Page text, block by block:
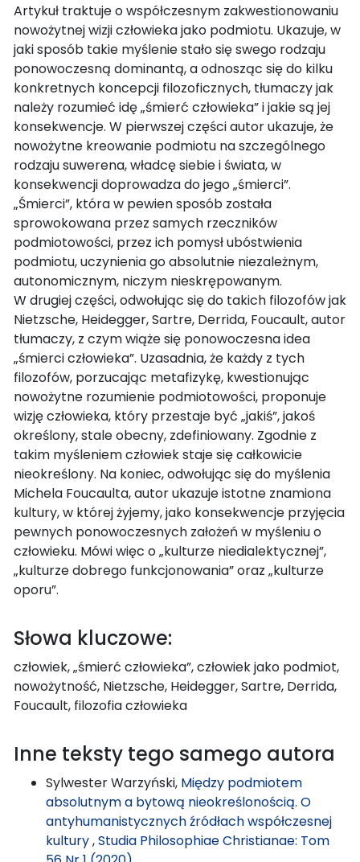
Artykuł traktuje o współczesnym zakwestionowaniu
nowożytnej wizji człowieka jako podmiotu. Ukazuje, w
jaki sposób takie myślenie stało się swego rodzaju
ponowoczesną dominantą, a odnosząc się do kilku
konkretnych koncepcji filozoficznych, tłumaczy jak
należy rozumieć idę „śmierć człowieka” i jakie są jej
konsekwencje. W pierwszej części autor ukazuje, że
nowożytne kreowanie podmiotu na szczególnego
rodzaju suwerena, władcę siebie i świata, w
konsekwencji doprowadza do jego „śmierci”.
„Śmierci”, która w pewien sposób została
sprowokowana przez samych rzeczników
podmiotowości, przez ich pomysł ubóstwienia
podmiotu, uczynienia go absolutnie niezależnym,
autonomicznym, niczym nieskrępowanym.
W drugiej części, odwołując się do takich filozofów jak
Nietzsche, Heidegger, Sartre, Derrida, Foucault, autor
tłumaczy, z czym wiąże się ponowoczesna idea
„śmierci człowieka”. Uzasadnia, że każdy z tych
filozofów, porzucając metafizykę, kwestionując
nowożytne rozumienie podmiotowości, proponuje
wizję człowieka, który przestaje być „jakiś”, jakoś
określony, stale obecny, zdefiniowany. Zgodnie z
takim myśleniem człowiek staje się całkowicie
nieokreślony. Na koniec, odwołując się do myślenia
Michela Foucaulta, autor ukazuje istotne znamiona
kultury, w której żyjemy, jako konsekwencje przyjęcia
pewnych ponowoczesnych założeń w myśleniu o
człowieku. Mówi więc o „kulturze niedialektycznej”,
„kulturze dobrego funkcjonowania” oraz „kulturze
oporu”.
Słowa kluczowe:
człowiek, „śmierć człowieka”, człowiek jako podmiot,
nowożytność, Nietzsche, Heidegger, Sartre, Derrida,
Foucault, filozofia człowieka
Inne teksty tego samego autora
Sylwester Warzyński, Między podmiotem
absolutnym a bytową nieokreślonością. O
antyhumanistycznych źródłach współczesnej
kultury,Studia Philosophiae Christianae: Tom